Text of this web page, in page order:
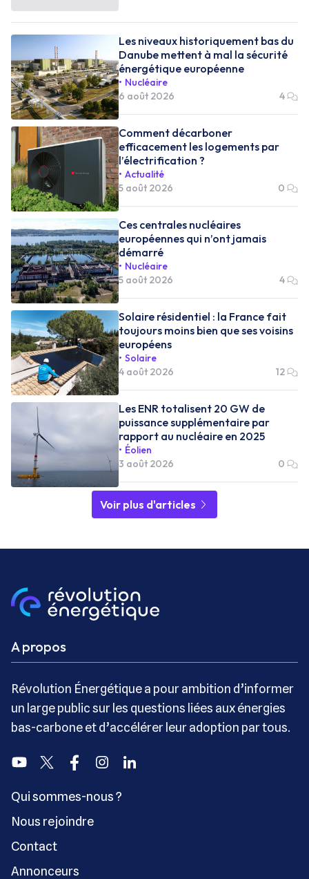
Les niveaux historiquement bas du
Danube mettent à mal la sécurité
énergétique européenne
Nucléaire
6 août 2026
4
Comment décarboner
efficacement les logements par
l’électrification ?
Actualité
5 août 2026
0
Ces centrales nucléaires
européennes qui n’ont jamais
démarré
Nucléaire
5 août 2026
4
Solaire résidentiel : la France fait
toujours moins bien que ses voisins
européens
Solaire
4 août 2026
12
Les ENR totalisent 20 GW de
puissance supplémentaire par
rapport au nucléaire en 2025
Éolien
3 août 2026
0
Voir plus d'articles
A propos
Révolution Énergétique a pour ambition d’informer
un large public sur les questions liées aux énergies
bas-carbone et d’accélérer leur adoption par tous.
YoutubeTwitter FacebookInstagramLinkedin
Qui sommes-nous ?
Nous rejoindre
Contact
Annonceurs